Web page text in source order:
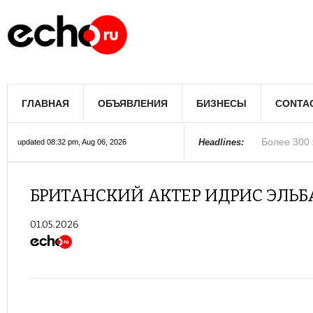
ГЛАВНАЯ ОБЪЯВЛЕНИЯ БИЗНЕСЫ
updated 08:32 pm, Aug 06, 2026 Headlines:
Мэрию
Более 300
В округе
Фермеры
В Лас-
Раскрыты
Ариана
Стало
В Госдуме
БРИТАНСКИЙ АКТЕР ИДРИС
01.05.2026